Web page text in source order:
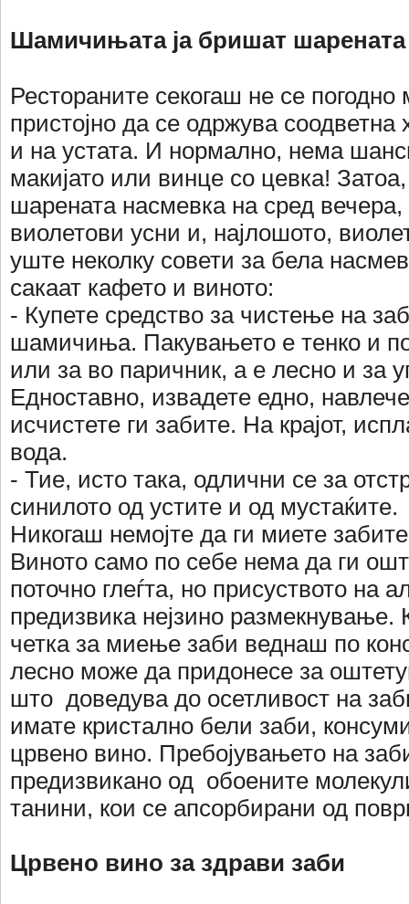
Шамичињата ја бришат шарената
Рестораните секогаш не се погодно
пристојно да се одржува соодветна
и на устата. И нормално, нема
макијато или винце со цевка! Затоа,
шарената насмевка на сред
виолетови усни и, најлошото,
уште неколку совети за бела
сакаат кафето и виното:
- Купете средство за чистење на
шамичиња. Пакувањето е тенко и
или за во паричник, а е лесно и за
Едноставно, извадете едно,
исчистете ги забите. На крајот,
вода.
- Тие, исто така, одлични се за
синилото од устите и од мустаќите.
Никогаш немојте да ги миете
Виното само по себе нема да ги
поточно глеѓта, но присуството на
предизвика нејзино размекнување.
четка за миење заби веднаш по
лесно може да придонесе за
што доведува до осетливост на
имате кристално бели заби,
црвено вино. Пребојувањето на
предизвикано од обоените
танини, кои се апсорбирани од
Црвено вино за здрави заби